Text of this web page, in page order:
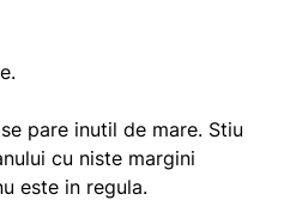
pare inutil de mare. Stiu
cu niste margini
este in regula.